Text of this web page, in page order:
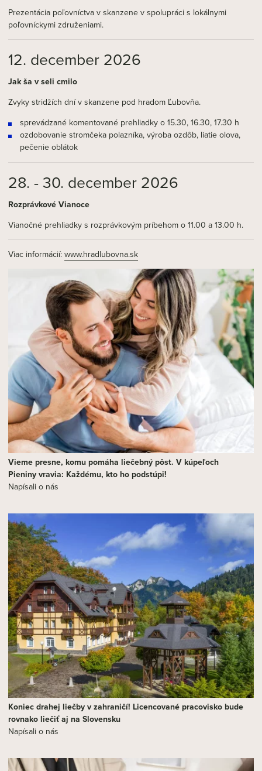
Prezentácia poľovníctva v skanzene v spolupráci s lokálnymi
poľovníckymi združeniami.
12. december 2026
Jak ša v seli cmilo
Zvyky stridžích dní v skanzene pod hradom Ľubovňa.
sprevádzané komentované prehliadky o 15.30, 16.30, 17.30 h
ozdobovanie stromčeka polazníka, výroba ozdôb, liatie olova,
pečenie oblátok
28. - 30. december 2026
Rozprávkové Vianoce
Vianočné prehliadky s rozprávkovým príbehom o 11.00 a 13.00 h.
Viac informácií: www.hradlubovna.sk
Vieme presne, komu pomáha liečebný pôst. V kúpeľoch
Pieniny vravia: Každému, kto ho podstúpi!
Napísali o nás
Koniec drahej liečby v zahraničí! Licencované pracovisko bude
rovnako liečiť aj na Slovensku
Napísali o nás